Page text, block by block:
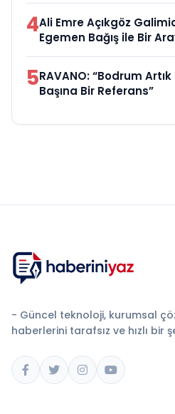
4Ali Emre Açıkgöz
Egemen Bağış ile Bir
5RAVANO: “Bodrum
Başına Bir Referans”
- Güncel teknoloji, kurumsal
haberlerini tarafsız ve hızlı bir